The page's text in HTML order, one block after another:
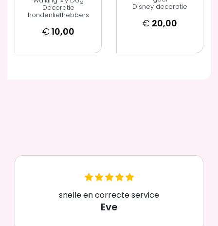
Decoratie
hondenliefhebbers
€ 10,00
Disney decoratie
€ 20,00
snelle en correcte service
Eve